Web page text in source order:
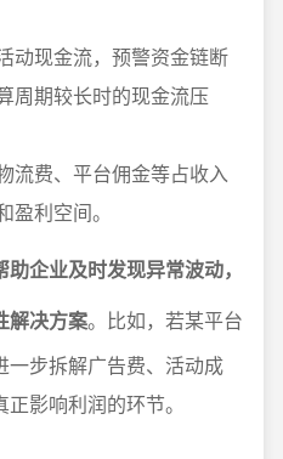
动现金流，预警资金链断
周期较长时的现金流压
流费、平台佣金等占收入
利空间。
企业及时发现异常波动，
解决方案。比如，若某平台
一步拆解广告费、活动成
影响利润的环节。